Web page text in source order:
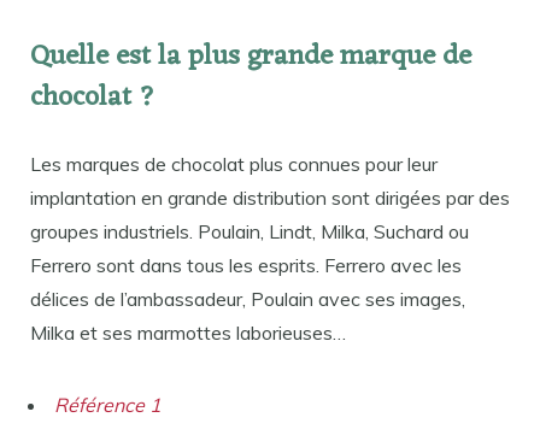
Quelle est la plus grande marque de
chocolat ?
Les marques de chocolat plus connues pour leur
implantation en grande distribution sont dirigées par des
groupes industriels. Poulain, Lindt, Milka, Suchard ou
Ferrero sont dans tous les esprits. Ferrero avec les
délices de l’ambassadeur, Poulain avec ses images,
Milka et ses marmottes laborieuses…
Référence 1